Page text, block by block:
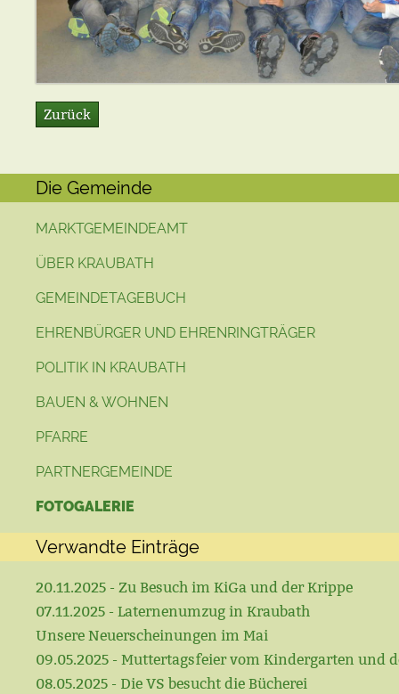
Zurück
Die Gemeinde
MARKTGEMEINDEAMT
ÜBER KRAUBATH
GEMEINDETAGEBUCH
EHRENBÜRGER UND EHRENRINGTRÄGER
POLITIK IN KRAUBATH
BAUEN & WOHNEN
PFARRE
PARTNERGEMEINDE
FOTOGALERIE
Verwandte Einträge
20.11.2025 - Zu Besuch im KiGa und der Krippe
07.11.2025 - Laternenumzug in Kraubath
Unsere Neuerscheinungen im Mai
09.05.2025 - Muttertagsfeier vom Kindergarten und
08.05.2025 - Die VS besucht die Bücherei